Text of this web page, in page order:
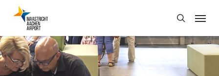
main
content
search
Menu